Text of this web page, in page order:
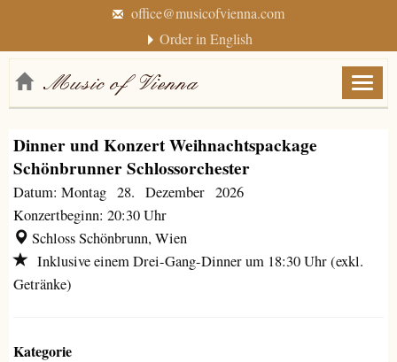
office@musicofvienna.com
Order in English
Menü
Dinner und Konzert Weihnachtspackage
Schönbrunner Schlossorchester
Datum: Montag 28. Dezember 2026
Konzertbeginn: 20:30 Uhr
Schloss Schönbrunn, Wien
Inklusive einem Drei-Gang-Dinner um 18:30 Uhr (exkl.
Getränke)
Kategorie